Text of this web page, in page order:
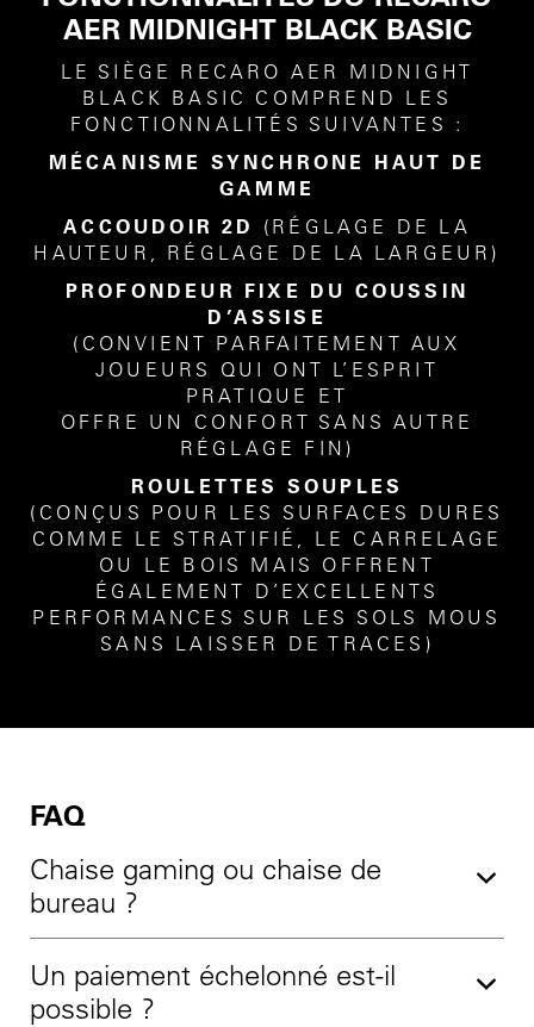
AER MIDNIGHT BLACK BASIC
LE SIÈGE RECARO AER MIDNIGHT
BLACK BASIC COMPREND LES
FONCTIONNALITÉS SUIVANTES :
MÉCANISME SYNCHRONE HAUT DE
GAMME
ACCOUDOIR 2D
(RÉGLAGE DE LA
HAUTEUR, RÉGLAGE DE LA LARGEUR)
PROFONDEUR FIXE DU COUSSIN
D’ASSISE
(CONVIENT PARFAITEMENT AUX
JOUEURS QUI ONT L’ESPRIT
PRATIQUE ET
OFFRE UN CONFORT SANS AUTRE
RÉGLAGE FIN)
ROULETTES SOUPLES
(CONÇUS POUR LES SURFACES DURES
COMME LE STRATIFIÉ, LE CARRELAGE
OU LE BOIS MAIS OFFRENT
ÉGALEMENT D’EXCELLENTS
PERFORMANCES SUR LES SOLS MOUS
SANS LAISSER DE TRACES)
FAQ
Chaise gaming ou chaise de
bureau ?
Un paiement échelonné est-il
possible ?